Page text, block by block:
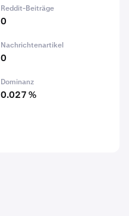
Reddit-Beiträge
0
Nachrichtenartikel
0
Dominanz
0.027 %